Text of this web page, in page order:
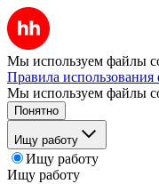
Мы используем файлы
Правила
Мы используем файлы
Понятно
Ищу работу
Ищу работу
Ищу работу